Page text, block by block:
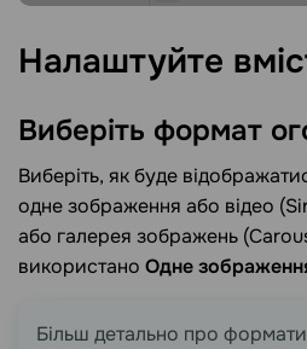
Налаштуйте
Виберіть формат
Виберіть, як буде
одне зображення або відео
або галерея зображень
використано Одне
Більш детально про